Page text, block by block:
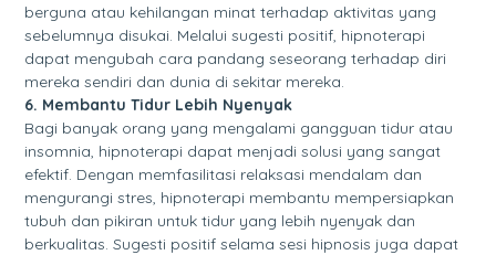
berguna atau kehilangan minat terhadap aktivitas yang
sebelumnya disukai. Melalui sugesti positif, hipnoterapi
dapat mengubah cara pandang seseorang terhadap diri
mereka sendiri dan dunia di sekitar mereka.
6. Membantu Tidur Lebih Nyenyak
Bagi banyak orang yang mengalami gangguan tidur atau
insomnia, hipnoterapi dapat menjadi solusi yang sangat
efektif. Dengan memfasilitasi relaksasi mendalam dan
mengurangi stres, hipnoterapi membantu mempersiapkan
tubuh dan pikiran untuk tidur yang lebih nyenyak dan
berkualitas. Sugesti positif selama sesi hipnosis juga dapat